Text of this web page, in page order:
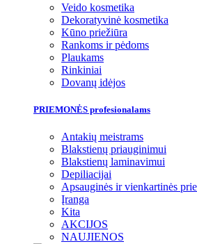
Veido kosmetika
Dekoratyvinė kosmetika
Kūno priežiūra
Rankoms ir pėdoms
Plaukams
Rinkiniai
Dovanų idėjos
PRIEMONĖS profesionalams
Antakių meistrams
Blakstienų priauginimui
Blakstienų laminavimui
Depiliacijai
Apsauginės ir vienkartinės
Įranga
Kita
AKCIJOS
NAUJIENOS